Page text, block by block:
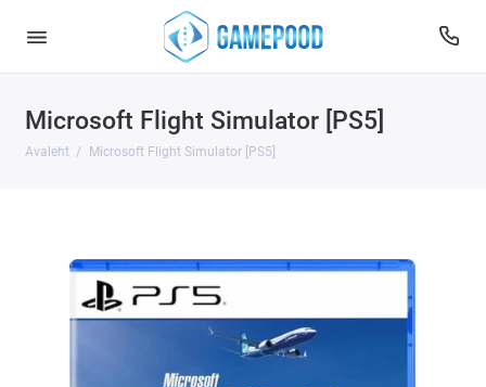
Microsoft Flight Simulator [PS5]
Avaleht Microsoft Flight Simulator [PS5]